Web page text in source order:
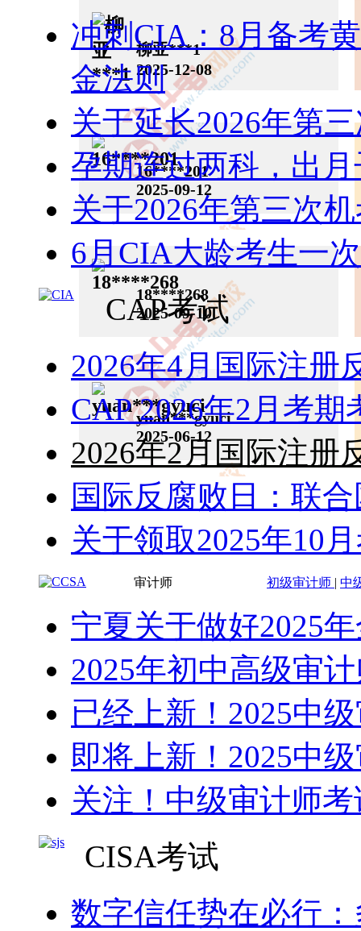
考试，真的要给自己点个大大的赞。...
柳亚***1
2025-12-08
科目二考试心得 科目二考试与科目一和科目三
有很大区别，因其题目灵活、原...
16****201
2025-09-12
两门考试都是顺利通过，感谢中审网校的老师
们。 这次准备的没有科一充分，一直...
18****268
2025-09-10
科三的信息部分对我来说是零基础，很多名词
不懂，概念空白，准备流程是，先看书对...
yuan***gyuci
2025-06-12
冲刺卷和预测卷真的很有用！！还有冲刺讲
冲刺CIA：8月备考黄
金法则
关于延长2026年第
孕期连过两科，出
关于2026年第三次
6月CIA大龄考生一
CAP考试
2026年4月国际注
CAP 2026年2月考
2026年2月国际注册
国际反腐败日：联
关于领取2025年10
审计师 初级审计师 | 中
宁夏关于做好2025
2025年初中高级审
已经上新！2025中
即将上新！2025中
关注！中级审计师
CISA考试
数字信任势在必行